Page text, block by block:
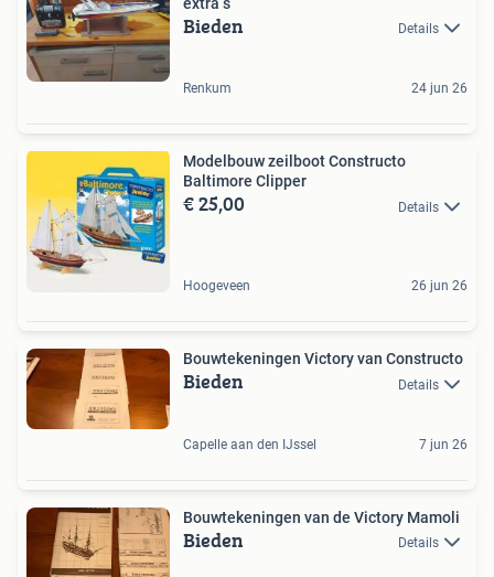
Bieden Details
Renkum 24 jun 26
Modelbouw zeilboot Constructo
Baltimore Clipper
€ 25,00 Details
Hoogeveen 26 jun 26
Bouwtekeningen Victory van Constructo
Bieden Details
Capelle aan den IJssel 7 jun 26
Bouwtekeningen van de Victory Mamoli
Bieden Details